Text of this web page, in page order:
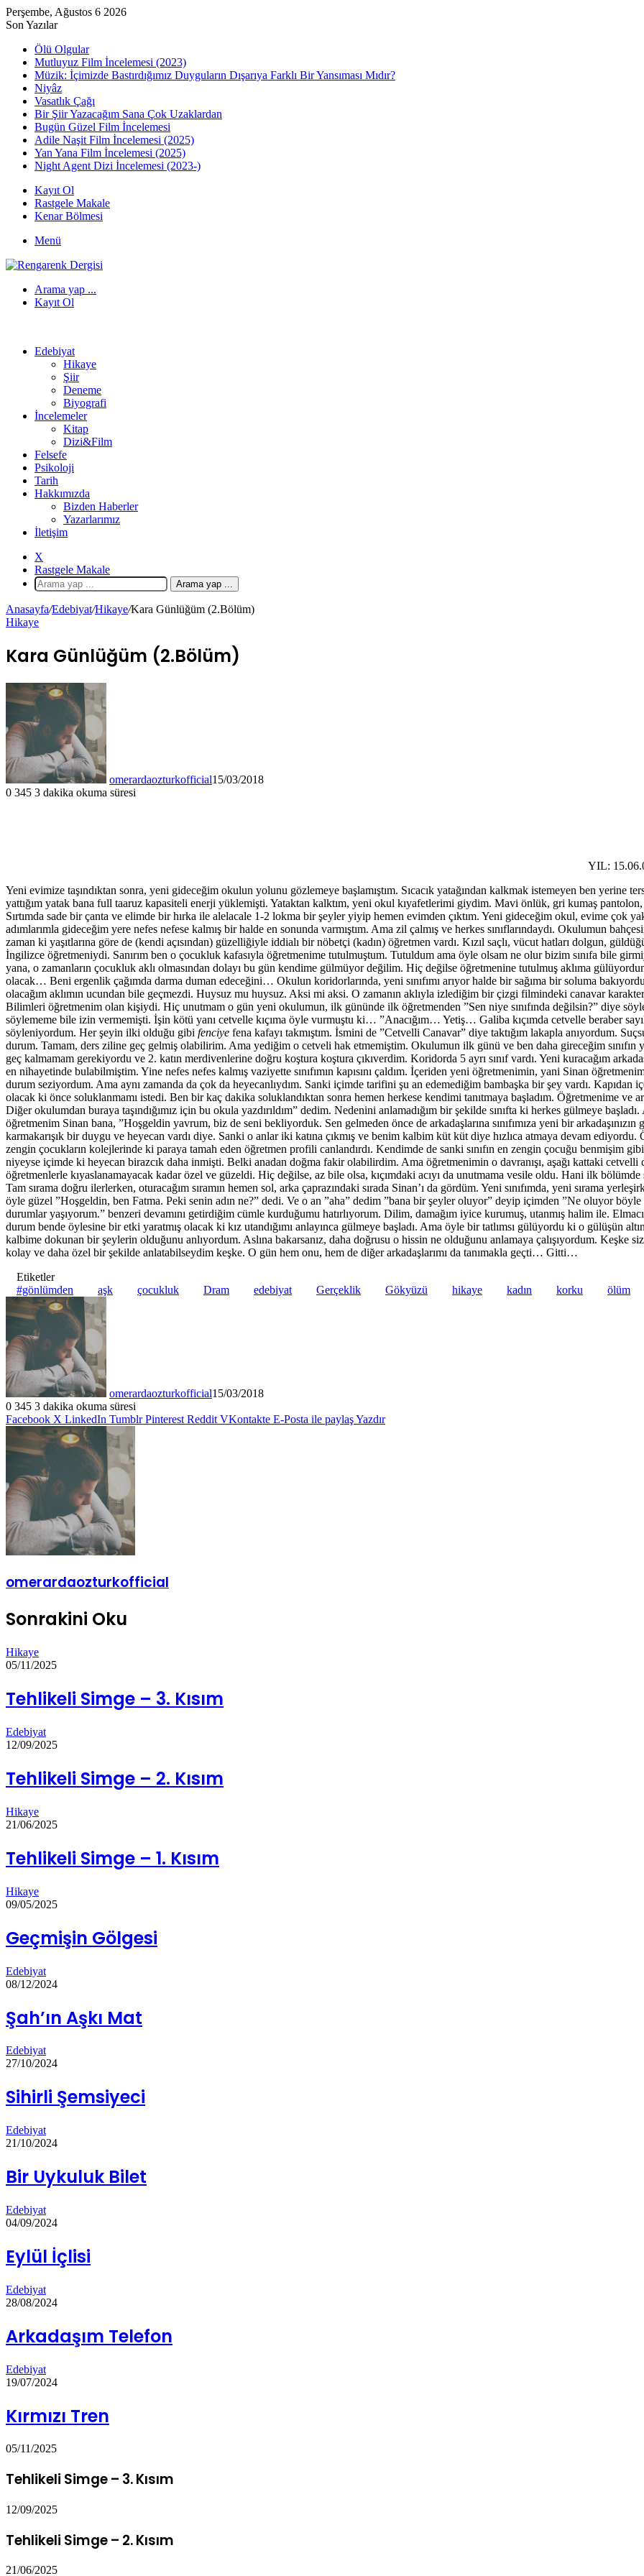
Perşembe, Ağustos 6 2026
Son Yazılar
Ölü Olgular
Mutluyuz Film İncelemesi (2023)
Müzik: İçimizde Bastırdığımız Duyguların Dışarıya Farklı Bir Yansıması Mıdır?
Niyâz
Vasatlık Çağı
Bir Şiir Yazacağım Sana Çok Uzaklardan
Bugün Güzel Film İncelemesi
Adile Naşit Film İncelemesi (2025)
Yan Yana Film İncelemesi (2025)
Night Agent Dizi İncelemesi (2023-)
Kayıt Ol
Rastgele Makale
Kenar Bölmesi
Menü
Arama yap ...
Kayıt Ol
Edebiyat
Hikaye
Şiir
Deneme
Biyografi
İncelemeler
Kitap
Dizi&Film
Felsefe
Psikoloji
Tarih
Hakkımızda
Bizden Haberler
Yazarlarımız
İletişim
X
Rastgele Makale
Arama yap ...
Anasayfa/Edebiyat/Hikaye/Kara Günlüğüm (2.Bölüm)
Hikaye
Kara Günlüğüm (2.Bölüm)
omerardaozturkofficial15/03/2018
0 345 3 dakika okuma süresi
YIL:
Yeni evimize taşındıktan sonra, yeni gideceğim okulun yolunu gözlemeye başlamıştım. Sıcacık yatağından kalkmak istemeyen ben yerine
yattığım yatak bana full taaruz kapasiteli enerji yüklemişti. Yataktan kalktım, yeni okul kıyafetlerimi giydim. Mavi önlük, gri kumaş
Sırtımda sade bir çanta ve elimde bir hırka ile alelacale 1-2 lokma bir şeyler yiyip hemen evimden çıktım. Yeni gideceğim okul, evime çok
adımlarımla gideceğim yere nefes nefese kalmış bir halde en sonunda varmıştım. Ama zil çalmış ve herkes sınıflarındaydı. Okulumun
zaman ki yaşıtlarına göre de (kendi açısından) güzelliğiyle iddialı bir nöbetçi (kadın) öğretmen vardı. Kızıl saçlı, vücut hatları dolgun,
İngilizce öğretmeniydi. Sanırım ben o çocukluk kafasıyla öğretmenime tutulmuştum. Tutuldum ama öyle olsam ne olur bizim sınıfa bile
yana, o zamanların çocukluk aklı olmasından dolayı bu gün kendime gülmüyor değilim. Hiç değilse öğretmenine tutulmuş aklıma
olacak… Beni ergenlik çağımda darma duman edeceğini… Okulun koridorlarında, yeni sınıfımı arıyor halde bir sağıma bir soluma
olacağım aklımın ucundan bile geçmezdi. Huysuz mu huysuz. Aksi mi aksi. O zamanın aklıyla izlediğim bir çizgi filmindeki canavar
Bilimleri öğretmenim olan kişiydi. Hiç unutmam o gün yeni okulumun, ilk gününde ilk öğretmenden ”Sen niye sınıfında değilsin?” diye
söylememe bile izin vermemişti. İşin kötü yanı cetvelle kıçıma öyle vurmuştu ki… ”Anacığım… Yetiş… Galiba kıçımda cetvelle beraber
söyleniyordum. Her şeyin ilki olduğu gibi fenciye fena kafayı takmıştım. İsmini de ”Cetvelli Canavar” diye taktığım lakapla anıyordum.
durum. Tamam, ders ziline geç gelmiş olabilirim. Ama yediğim o cetveli hak etmemiştim. Okulumun ilk günü ve ben daha gireceğim
geç kalmamam gerekiyordu ve 2. katın merdivenlerine doğru koştura koştura çıkıverdim. Koridorda 5 ayrı sınıf vardı. Yeni kuracağım
en nihayetinde bulabilmiştim. Yine nefes nefes kalmış vaziyette sınıfımın kapısını çaldım. İçeriden yeni öğretmenimin, yani Sinan
durum seziyordum. Ama aynı zamanda da çok da heyecanlıydım. Sanki içimde tarifini şu an edemediğim bambaşka bir şey vardı.
olacak ki önce soluklanmamı istedi. Ben bir kaç dakika soluklandıktan sonra hemen herkese kendimi tanıtmaya başladım. Öğretmenime
Diğer okulumdan buraya taşındığımız için bu okula yazdırıldım” dedim. Nedenini anlamadığım bir şekilde sınıfta ki herkes gülmeye
öğretmenim Sinan bana, ”Hoşgeldin yavrum, biz de seni bekliyorduk. Sen gelmeden önce de arkadaşlarına sınıfımıza yeni bir
karmakarışık bir duygu ve heyecan vardı diye. Sanki o anlar iki katına çıkmış ve benim kalbim küt küt diye hızlıca atmaya devam
zengin çocukların kolejlerinde ki paraya tamah eden öğretmen profili canlandırdı. Kendimde de sanki sınıfın en zengin çocuğu benmişim
niyeyse içimde ki heyecan birazcık daha inmişti. Belki anadan doğma fakir olabilirdim. Ama öğretmenimin o davranışı, aşağı kattaki
öğretmenlerle kıyaslanamayacak kadar özel ve güzeldi. Hiç değilse, az bile olsa, kıçımdaki acıyı da unutmama vesile oldu. Hani ilk
Tam sırama doğru ilerlerken, oturacağım sıramın hemen sol, arka çaprazındaki sırada Sinan’ı da gördüm. Yeni sınıfımda, yeni sırama
öyle güzel ”Hoşgeldin, ben Fatma. Peki senin adın ne?” dedi. Ve o an ”aha” dedim ”bana bir şeyler oluyor” deyip içimden ”Ne oluyor
durumlar yaşıyorum.” benzeri devamını getirdiğim cümle kurduğumu hatırlıyorum. Dilim, damağım iyice kurumuş, utanmış halim ile.
durum bende öylesine bir etki yaratmış olacak ki kız utandığımı anlayınca gülmeye başladı. Ama öyle bir tatlımsı gülüyordu ki o gülüşün
kalbime dokunan bir şeylerin olduğunu anlıyordum. Aslına bakarsanız, daha doğrusu o hissin ne olduğunu anlamaya çalışıyordum. Keşke
kolay ve daha özel bir şekilde anlatabilseydim keşke. O gün hem onu, hem de diğer arkadaşlarımı da tanımakla geçti… Gitti…
Etiketler
#gönlümden
aşk çocukluk Dram edebiyat Gerçeklik Gökyüzü hikaye kadın korku ölüm
omerardaozturkofficial15/03/2018
0 345 3 dakika okuma süresi
Facebook X LinkedIn Tumblr Pinterest Reddit VKontakte E-Posta ile paylaşYazdır
omerardaozturkofficial
Sonrakini Oku
Hikaye
05/11/2025
Tehlikeli Simge – 3. Kısım
Edebiyat
12/09/2025
Tehlikeli Simge – 2. Kısım
Hikaye
21/06/2025
Tehlikeli Simge – 1. Kısım
Hikaye
09/05/2025
Geçmişin Gölgesi
Edebiyat
08/12/2024
Şah’ın Aşkı Mat
Edebiyat
27/10/2024
Sihirli Şemsiyeci
Edebiyat
21/10/2024
Bir Uykuluk Bilet
Edebiyat
04/09/2024
Eylül İçlisi
Edebiyat
28/08/2024
Arkadaşım Telefon
Edebiyat
19/07/2024
Kırmızı Tren
05/11/2025
Tehlikeli Simge – 3. Kısım
12/09/2025
Tehlikeli Simge – 2. Kısım
21/06/2025